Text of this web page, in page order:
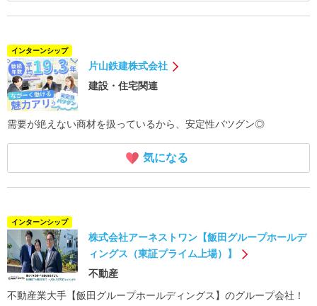
インターンシップ
片山鉄建株式会社
建設・住宅関連
需要が絶えない商材を扱っているから、安定性バツグン◎
気になる
インターンシップ
株式会社アーネストワン【飯田グループホールデ
ィングス（東証プライム上場）】
不動産
不動産業大手【飯田グループホールディングス】のグループ会社！